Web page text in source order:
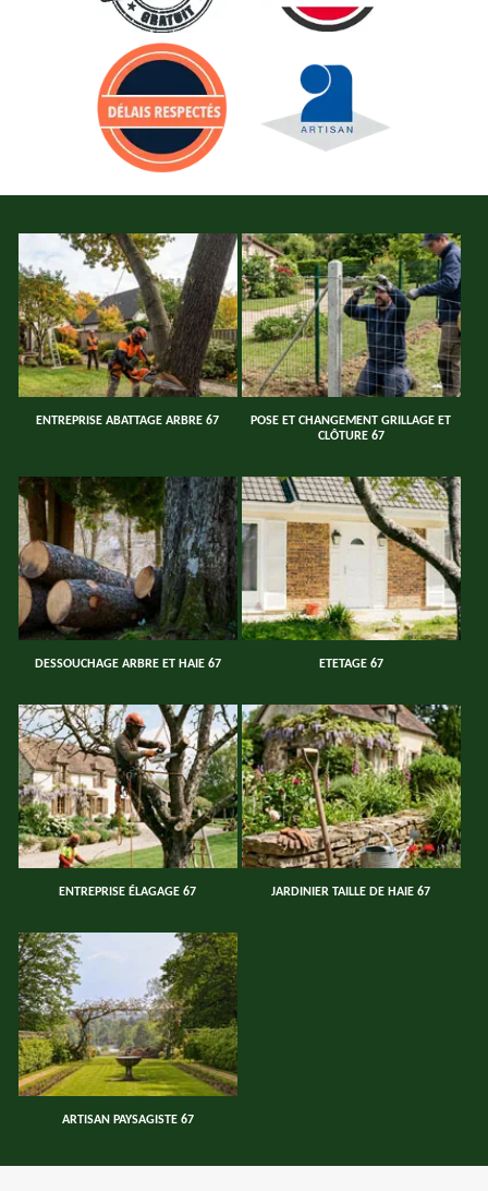
ENTREPRISE ABATTAGE ARBRE 67
POSE ET CHANGEMENT GRILLAGE ET
CLÔTURE 67
DESSOUCHAGE ARBRE ET HAIE 67 ETETAGE 67
ENTREPRISE ÉLAGAGE 67 JARDINIER TAILLE DE HAIE 67
ARTISAN PAYSAGISTE 67